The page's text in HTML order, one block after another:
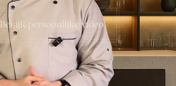
Bekijk persoonlijke video